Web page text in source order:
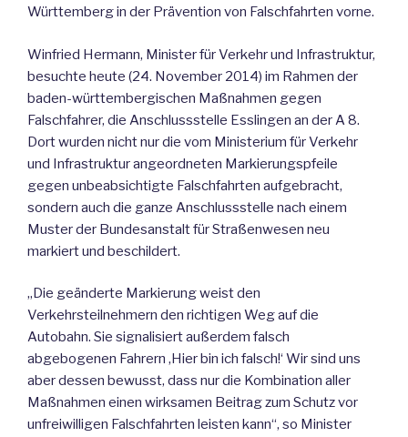
Württemberg in der Prävention von Falschfahrten vorne.
Winfried Hermann, Minister für Verkehr und Infrastruktur,
besuchte heute (24. November 2014) im Rahmen der
baden-württembergischen Maßnahmen gegen
Falschfahrer, die Anschlussstelle Esslingen an der A 8.
Dort wurden nicht nur die vom Ministerium für Verkehr
und Infrastruktur angeordneten Markierungspfeile
gegen unbeabsichtigte Falschfahrten aufgebracht,
sondern auch die ganze Anschlussstelle nach einem
Muster der Bundesanstalt für Straßenwesen neu
markiert und beschildert.
„Die geänderte Markierung weist den
Verkehrsteilnehmern den richtigen Weg auf die
Autobahn. Sie signalisiert außerdem falsch
abgebogenen Fahrern ‚Hier bin ich falsch!‘ Wir sind uns
aber dessen bewusst, dass nur die Kombination aller
Maßnahmen einen wirksamen Beitrag zum Schutz vor
unfreiwilligen Falschfahrten leisten kann“, so Minister